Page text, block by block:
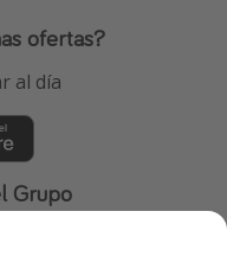
ofertas?
al día
Grupo